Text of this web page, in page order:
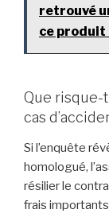
retrouvé
ce produit
Que risque-
cas
Si l’enquête
homologué,
résilier le
frais